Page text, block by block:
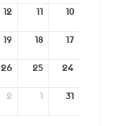
10
11
12
17
18
19
24
25
26
31
1
2